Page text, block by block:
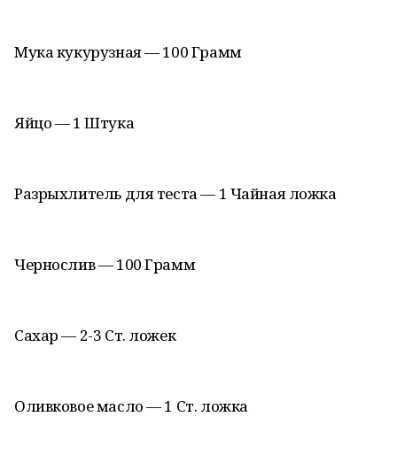
Мука кукурузная — 100 Грамм
Яйцо — 1 Штука
Разрыхлитель для теста — 1 Чайная ложка
Чернослив — 100 Грамм
Сахар — 2-3 Ст. ложек
Оливковое масло — 1 Ст. ложка